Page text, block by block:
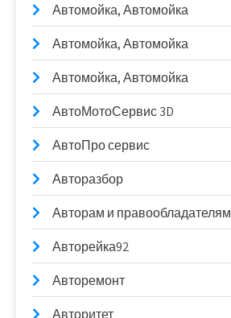
Автомойка, Автомойка
Автомойка, Автомойка
Автомойка, Автомойка
АвтоМотоСервис 3D
АвтоПро сервис
Авторазбор
Авторам и правообладателям
Авторейка92
Авторемонт
Авторитет